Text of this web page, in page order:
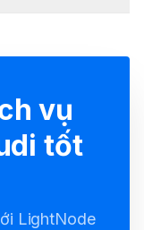
vụ
tốt
LightNode